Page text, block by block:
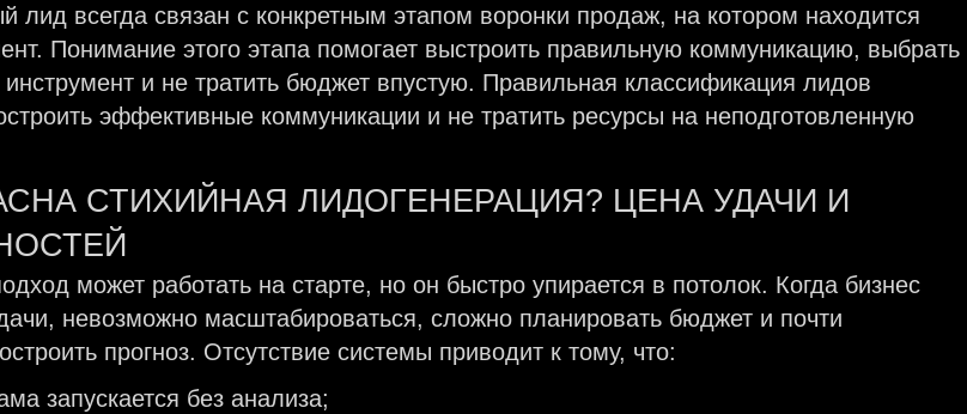
лид всегда связан с конкретным этапом воронки продаж, на котором находится
Понимание этого этапа помогает выстроить правильную коммуникацию, выбрать
и не тратить бюджет впустую. Правильная классификация лидов
эффективные коммуникации и не тратить ресурсы на неподготовленную
СТИХИЙНАЯ ЛИДОГЕНЕРАЦИЯ? ЦЕНА УДАЧИ И
может работать на старте, но он быстро упирается в потолок. Когда бизнес
невозможно масштабироваться, сложно планировать бюджет и почти
прогноз. Отсутствие системы приводит к тому, что:
запускается без анализа;